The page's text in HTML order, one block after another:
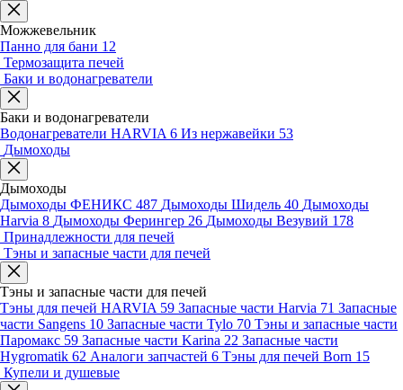
Можжевельник
Панно для бани 12
Термозащита печей
Баки и водонагреватели
Баки и водонагреватели
Водонагреватели HARVIA 6 Из нержавейки 53
Дымоходы
Дымоходы
Дымоходы ФЕНИКС 487 Дымоходы Шидель 40 Дымоходы
Harvia 8 Дымоходы Ферингер 26 Дымоходы Везувий 178
Принадлежности для печей
Тэны и запасные части для печей
Тэны и запасные части для печей
Тэны для печей HARVIA 59 Запасные части Harvia 71 Запасные
части Sangens 10 Запасные части Tylo 70 Тэны и запасные части
Паромакс 59 Запасные части Karina 22 Запасные части
Hygromatik 62 Аналоги запчастей 6 Тэны для печей Born 15
Купели и душевые